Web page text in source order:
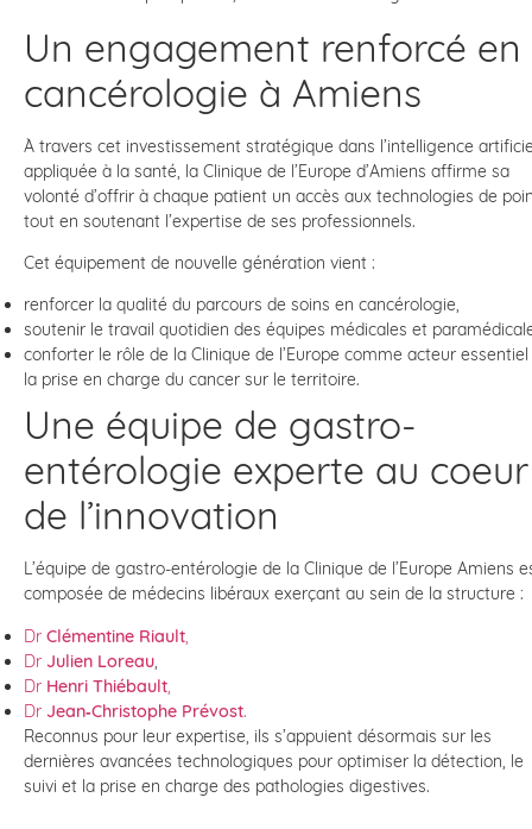
Un engagement renforcé en
cancérologie à Amiens
À travers cet investissement stratégique dans l’intelligence
appliquée à la santé, la Clinique de l’Europe d’Amiens affirme sa
volonté d’offrir à chaque patient un accès aux technologies de
tout en soutenant l’expertise de ses professionnels.
Cet équipement de nouvelle génération vient :
renforcer la qualité du parcours de soins en cancérologie,
soutenir le travail quotidien des équipes médicales et
conforter le rôle de la Clinique de l’Europe comme acteur
la prise en charge du cancer sur le territoire.
Une équipe de gastro-
entérologie experte au coeur
de l’innovation
L’équipe de gastro‑entérologie de la Clinique de l’Europe Amiens
composée de médecins libéraux exerçant au sein de la structure :
Dr Clémentine Riault,
Dr Julien Loreau,
Dr Henri Thiébault,
Dr Jean‑Christophe Prévost.
Reconnus pour leur expertise, ils s’appuient désormais sur les
dernières avancées technologiques pour optimiser la détection, le
suivi et la prise en charge des pathologies digestives.